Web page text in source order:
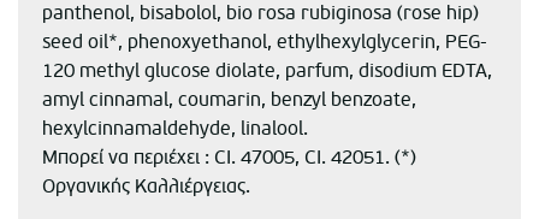
panthenol, bisabolol, bio rosa rubiginosa (rose hip)
seed oil*, phenoxyethanol, ethylhexylglycerin, PEG-
120 methyl glucose diolate, parfum, disodium EDTA,
amyl cinnamal, coumarin, benzyl benzoate,
hexylcinnamaldehyde, linalool.
Μπορεί να περιέχει : CI. 47005, CI. 42051. (*)
Οργανικής Καλλιέργειας.